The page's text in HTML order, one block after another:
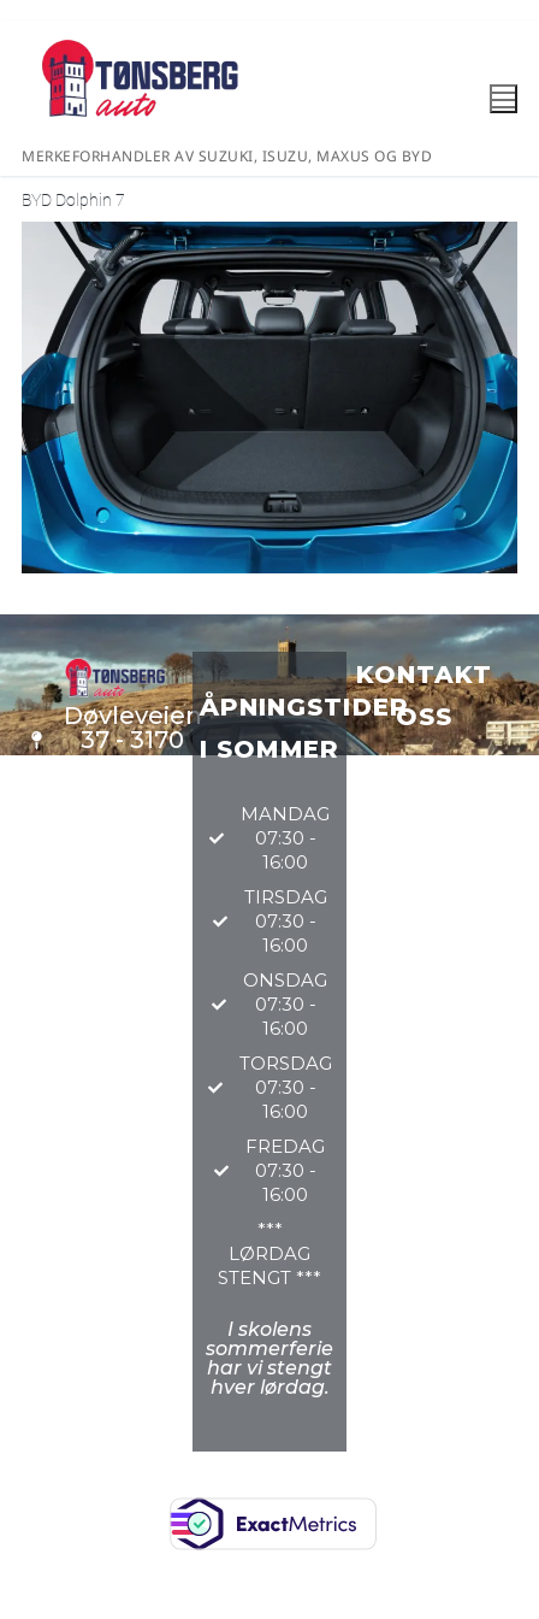
MERKEFORHANDLER AV SUZUKI, ISUZU, MAXUS OG BYD
BYD Dolphin 7
Døvleveien
37 - 3170
Sem
ÅPNINGSTIDER
I SOMMER
MANDAG
07:30 -
16:00
TIRSDAG
07:30 -
16:00
ONSDAG
07:30 -
16:00
TORSDAG
07:30 -
16:00
FREDAG
07:30 -
16:00
***
LØRDAG
STENGT ***
I skolens
sommerferie
har vi stengt
hver lørdag.
KONTAKT
OSS